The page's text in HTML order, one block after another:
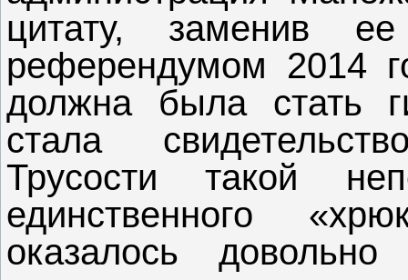
цитату, заменив
референдумом 2014
должна была стать
стала
Трусости такой
единственного
оказалось